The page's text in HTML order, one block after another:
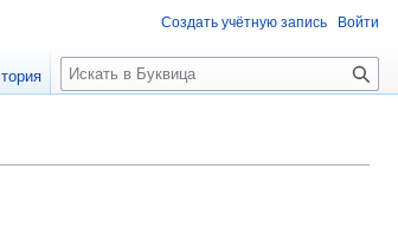
Создать учётную запись Войти
П
о
к